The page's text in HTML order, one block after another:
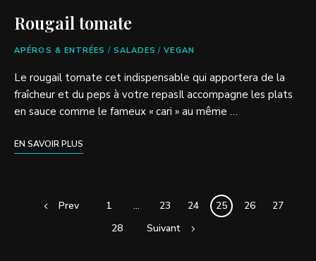
Rougail tomate
APÉROS & ENTRÉES / SALADES / VEGAN
Le rougail tomate cet indispensable qui apportera de la
fraîcheur et du peps à votre repasIl accompagne les plats
en sauce comme le fameux « cari » au même …
EN SAVOIR PLUS
Prev 1 … 23 24 25 26
27
28
Suivant